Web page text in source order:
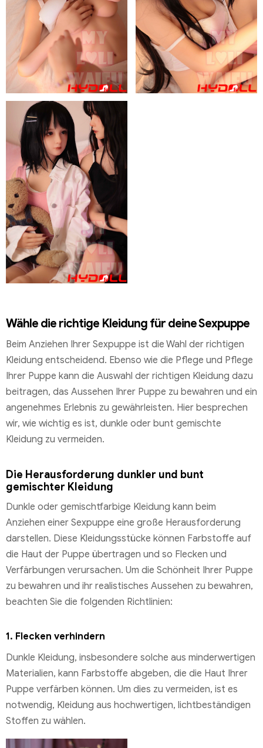
Wähle die richtige Kleidung für deine Sexpuppe
Beim Anziehen Ihrer Sexpuppe ist die Wahl der richtigen
Kleidung entscheidend. Ebenso wie die Pflege und Pflege
Ihrer Puppe kann die Auswahl der richtigen Kleidung dazu
beitragen, das Aussehen Ihrer Puppe zu bewahren und ein
angenehmes Erlebnis zu gewährleisten. Hier besprechen
wir, wie wichtig es ist, dunkle oder bunt gemischte
Kleidung zu vermeiden.
Die Herausforderung dunkler und bunt
gemischter Kleidung
Dunkle oder gemischtfarbige Kleidung kann beim
Anziehen einer Sexpuppe eine große Herausforderung
darstellen. Diese Kleidungsstücke können Farbstoffe auf
die Haut der Puppe übertragen und so Flecken und
Verfärbungen verursachen. Um die Schönheit Ihrer Puppe
zu bewahren und ihr realistisches Aussehen zu bewahren,
beachten Sie die folgenden Richtlinien:
1. Flecken verhindern
Dunkle Kleidung, insbesondere solche aus minderwertigen
Materialien, kann Farbstoffe abgeben, die die Haut Ihrer
Puppe verfärben können. Um dies zu vermeiden, ist es
notwendig, Kleidung aus hochwertigen, lichtbeständigen
Stoffen zu wählen.